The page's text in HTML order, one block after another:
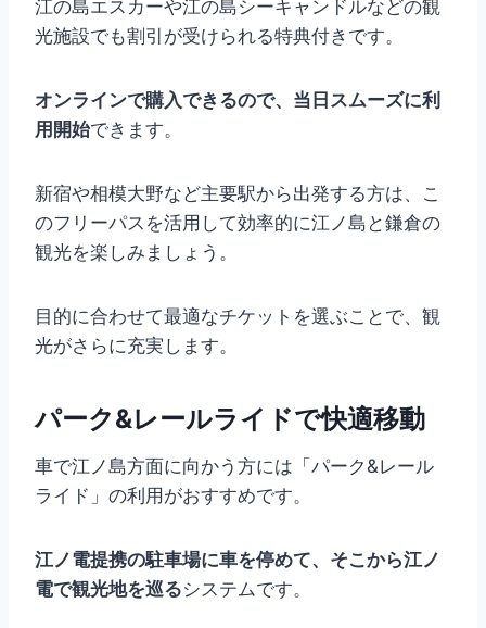
江の島エスカーや江の島シーキャンドルなどの観
光施設でも割引が受けられる特典付きです。
オンラインで購入できるので、当日スムーズに利
用開始できます。
新宿や相模大野など主要駅から出発する方は、こ
のフリーパスを活用して効率的に江ノ島と鎌倉の
観光を楽しみましょう。
目的に合わせて最適なチケットを選ぶことで、観
光がさらに充実します。
パーク&レールライドで快適移動
車で江ノ島方面に向かう方には「パーク&レール
ライド」の利用がおすすめです。
江ノ電提携の駐車場に車を停めて、そこから江ノ
電で観光地を巡るシステムです。